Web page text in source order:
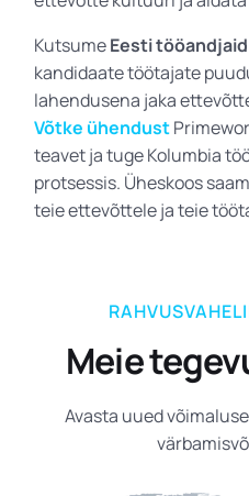
KutsumeEesti tööandjaid
kandidaate töötajate
lahendusena jaka
Võtke ühendust
teavet ja tuge Kolumbia
protsessis. Üheskoos
teie ettevõttele ja teie
Meie
Avasta uued